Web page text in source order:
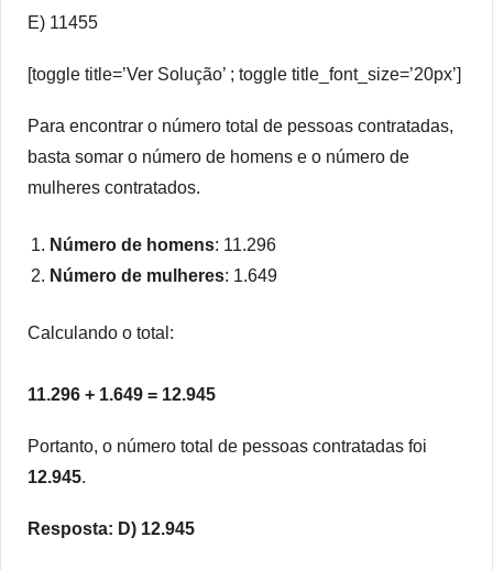
E) 11455
[toggle title=’Ver Solução’ ; toggle title_font_size=’20px’]
Para encontrar o número total de pessoas contratadas,
basta somar o número de homens e o número de
mulheres contratados.
Número de homens: 11.296
Número de mulheres: 1.649
Calculando o total:
11.296 + 1.649 = 12.945
Portanto, o número total de pessoas contratadas foi
12.945.
Resposta: D) 12.945